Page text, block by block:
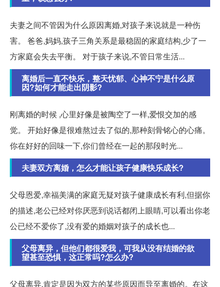
夫妻之间不管因为什么原因离婚,对孩子来说就是一种伤
害。 爸爸,妈妈,孩子三角关系是最稳固的家庭结构,少了一
方家庭会失去平衡。 对于孩子来说,不管日常生活...
离婚后一直不快乐，整天忧郁、心神不宁是什么原
因?如何才能走出阴影?
刚离婚的时候 ,心里好像是被陶空了一样,爱恨交加的感
觉。 开始好像是很难熬过去了似的,那种刻骨铭心的心痛。
你在好好的回味一下,你们曾经在一起的那段时光...
夫妻双方离婚，怎么才能让孩子健康快乐成长?
父母恩爱,幸福美满的家庭无疑对孩子健康成长有利,但据你
的描述,老公已经对你厌恶到说话都闭上眼睛,可以看出你老
公已经不爱你了,没有爱的婚姻对孩子的成长也...
父母离异，但他们都很爱我，可我从没有结婚的欲
望甚至恐惧，这正常吗?怎么办?
父母离异,肯定是因为双方的某些原因而导至离婚的。在这